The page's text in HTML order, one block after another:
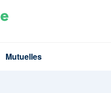
Mutuelles